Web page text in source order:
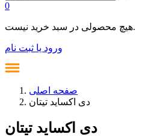
0
هیچ محصولی در سبد خرید نیست.
ورود یا ثبت نام
صفحه اصلی
دی اکساید تیتان
دی اکساید تیتان